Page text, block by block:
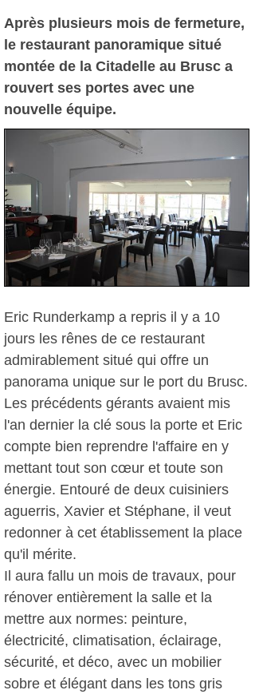
Après plusieurs mois de fermeture,
le restaurant panoramique situé
montée de la Citadelle au Brusc a
rouvert ses portes avec une
nouvelle équipe.
Eric Runderkamp a repris il y a 10
jours les rênes de ce restaurant
admirablement situé qui offre un
panorama unique sur le port du Brusc.
Les précédents gérants avaient mis
l'an dernier la clé sous la porte et Eric
compte bien reprendre l'affaire en y
mettant tout son cœur et toute son
énergie. Entouré de deux cuisiniers
aguerris, Xavier et Stéphane, il veut
redonner à cet établissement la place
qu'il mérite.
Il aura fallu un mois de travaux, pour
rénover entièrement la salle et la
mettre aux normes: peinture,
électricité, climatisation, éclairage,
sécurité, et déco, avec un mobilier
sobre et élégant dans les tons gris